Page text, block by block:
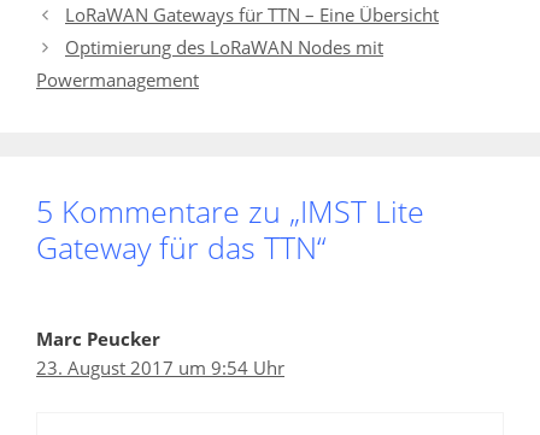
LoRaWAN Gateways für TTN – Eine Übersicht
Optimierung des LoRaWAN Nodes mit
Powermanagement
5 Kommentare zu „IMST Lite
Gateway für das TTN“
Marc Peucker
23. August 2017 um 9:54 Uhr